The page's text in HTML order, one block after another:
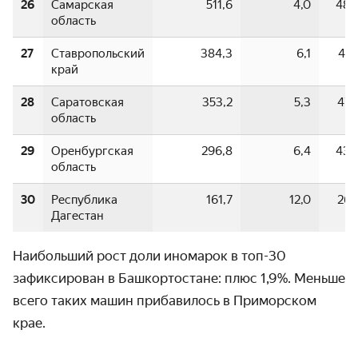
26
Самарская
область
511,6 4,0
27
Ставропольский
край
384,3 6,1
28
Саратовская
область
353,2 5,3
29
Оренбургская
область
296,8 6,4
30
Республика
Дагестан
161,7 12,0
Наибольший рост доли иномарок в топ-30
зафикси­рован в Башкорто­стане: плюс 1,9%. Меньше
всего таких машин прибави­лось в Приморском
крае.